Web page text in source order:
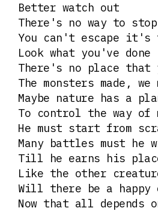
Better watch out
There's no way to
You can't escape it's
Look what you've done
There's no place that
The monsters made,
Maybe nature has a
To control the way of
He must start from
Many battles must he
Till he earns his
Like the other
Will there be a happy
Now that all depends